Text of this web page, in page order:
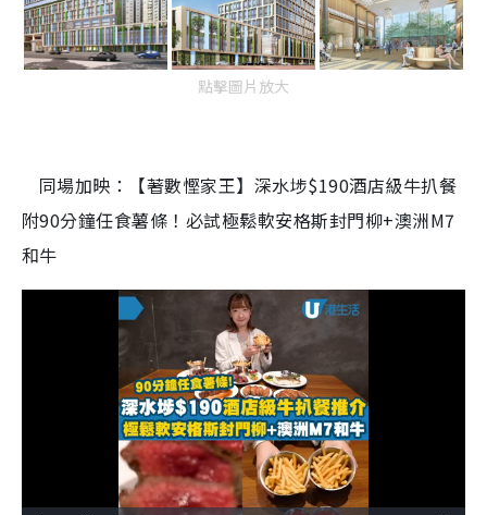
點擊圖片放大
同場加映：【著數慳家王】深水埗$190酒店級牛扒餐
附90分鐘任食薯條！必試極鬆軟安格斯封門柳+澳洲M7
和牛